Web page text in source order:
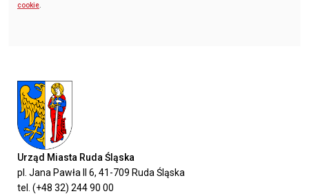
cookie
Urząd Miasta Ruda Śląska
pl. Jana Pawła II 6, 41-709 Ruda Śląska
tel. (+48 32) 244 90 00